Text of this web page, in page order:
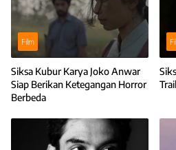
Film
Siksa Kubur Karya Joko Anwar
Siap Berikan Ketegangan Horror
Berbeda